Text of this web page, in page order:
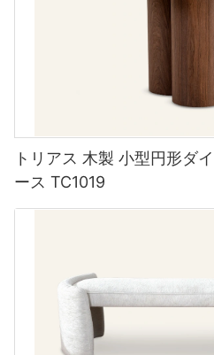
トリアス 木製 小型円形ダ
ース TC1019